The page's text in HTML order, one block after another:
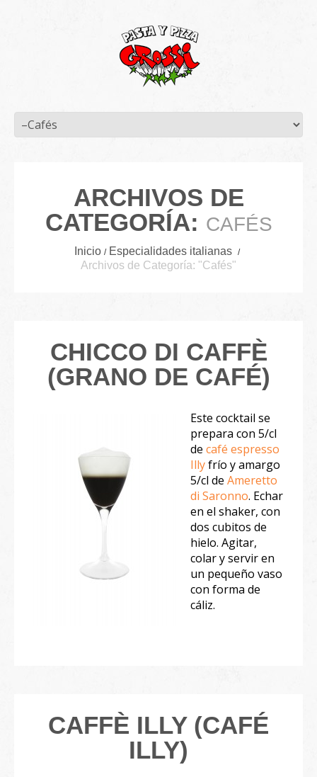
ARCHIVOS DE
CATEGORÍA: CAFÉS
Inicio
Especialidades italianas
Archivos de Categoría: "Cafés"
CHICCO DI CAFFÈ
(GRANO DE CAFÉ)
Este cocktail se
prepara con 5/cl
de café espresso
Illyfrío y amargo
5/cl de Ameretto
di Saronno. Echar
en el shaker, con
dos cubitos de
hielo. Agitar,
colar y servir en
un pequeño vaso
con forma de
cáliz.
CAFFÈ ILLY (CAFÉ
ILLY)